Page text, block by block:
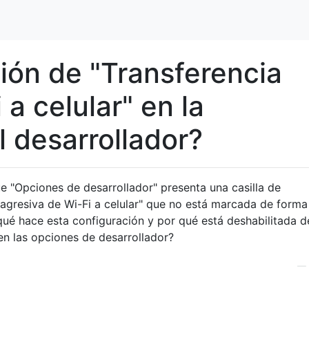
de "Transferencia
celular" en la
desarrollador?
"Opciones de desarrollador" presenta una casilla de
de Wi-Fi a celular" que no está marcada de forma
hace esta configuración y por qué está deshabilitada
las opciones de desarrollador?